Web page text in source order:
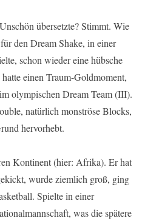
übersetzte? Stimmt. Wie
den Dream Shake, in einer
schon wieder eine hübsche
einen Traum-Goldmoment,
olympischen Dream Team (III).
natürlich monströse Blocks,
hervorhebt.
Kontinent (hier: Afrika). Er hat
wurde ziemlich groß, ging
Spielte in einer
was die spätere